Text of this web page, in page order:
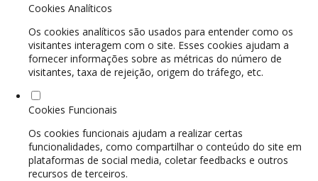
Cookies Analíticos
Os cookies analíticos são usados para entender como os
visitantes interagem com o site. Esses cookies ajudam a
fornecer informações sobre as métricas do número de
visitantes, taxa de rejeição, origem do tráfego, etc.
Cookies Funcionais
Os cookies funcionais ajudam a realizar certas
funcionalidades, como compartilhar o conteúdo do site em
plataformas de social media, coletar feedbacks e outros
recursos de terceiros.